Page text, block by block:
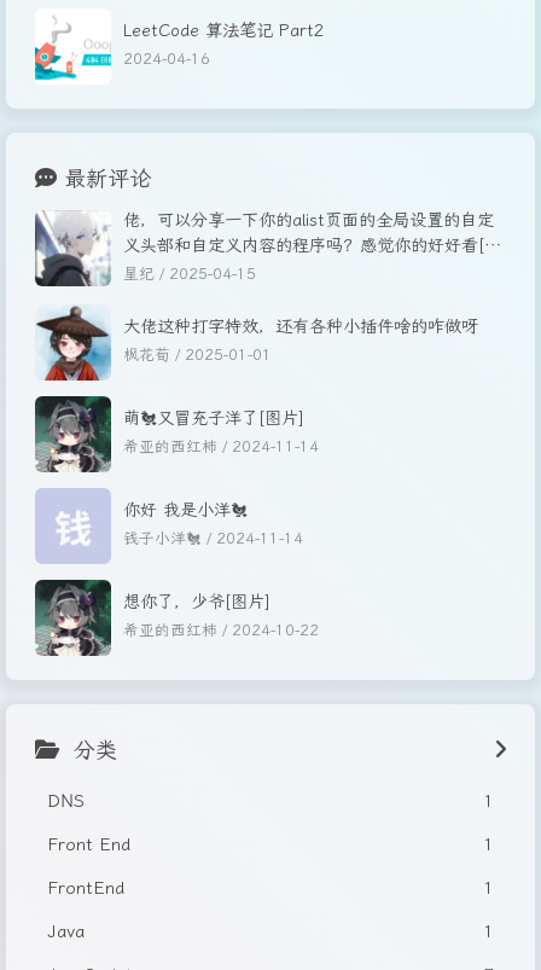
LeetCode 算法笔记 Part2
2024-04-16
最新评论
佬，可以分享一下你的alist页面的全局设置的自定
义头部和自定义内容的程序吗？感觉你的好好看[图
片]
星纪 / 2025-04-15
大佬这种打字特效，还有各种小插件啥的咋做呀
枫花荀 / 2025-01-01
萌🐔又冒充子洋了[图片]
希亚的西红柿 / 2024-11-14
你好 我是小洋🐔
钱子小洋🐔 / 2024-11-14
想你了，少爷[图片]
希亚的西红柿 / 2024-10-22
分类
DNS
1
Front End
1
FrontEnd
1
Java
1